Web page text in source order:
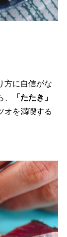
方に自信がな
、
「たたき」
オを満喫する